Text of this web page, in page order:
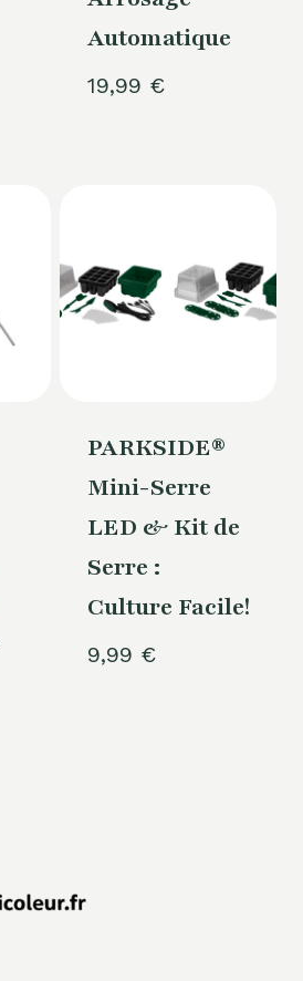
Automatique
19,99 €
PARKSIDE®
Mini-Serre
LED & Kit de
Serre :
Culture Facile!
9,99 €